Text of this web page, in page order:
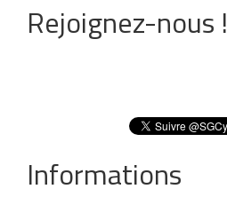
Rejoignez-nous !
Informations